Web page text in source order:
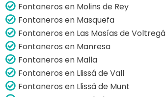
Fontaneros en Molins de Rey
Fontaneros en Masquefa
Fontaneros en Las Masías de Voltregá
Fontaneros en Manresa
Fontaneros en Malla
Fontaneros en Llissá de Vall
Fontaneros en Llissá de Munt